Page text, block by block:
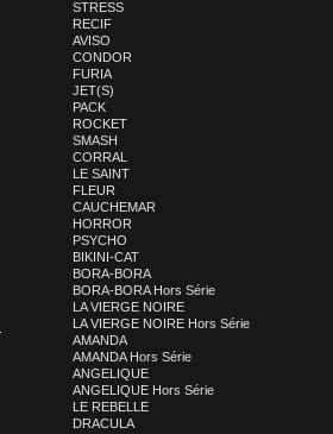
STRESS
RECIF
AVISO
CONDOR
FURIA
JET(S)
PACK
ROCKET
SMASH
CORRAL
LE SAINT
FLEUR
CAUCHEMAR
HORROR
PSYCHO
BIKINI-CAT
BORA-BORA
BORA-BORA Hors Série
LA VIERGE NOIRE
LA VIERGE NOIRE Hors Série
AMANDA
AMANDA Hors Série
ANGELIQUE
ANGELIQUE Hors Série
LE REBELLE
DRACULA